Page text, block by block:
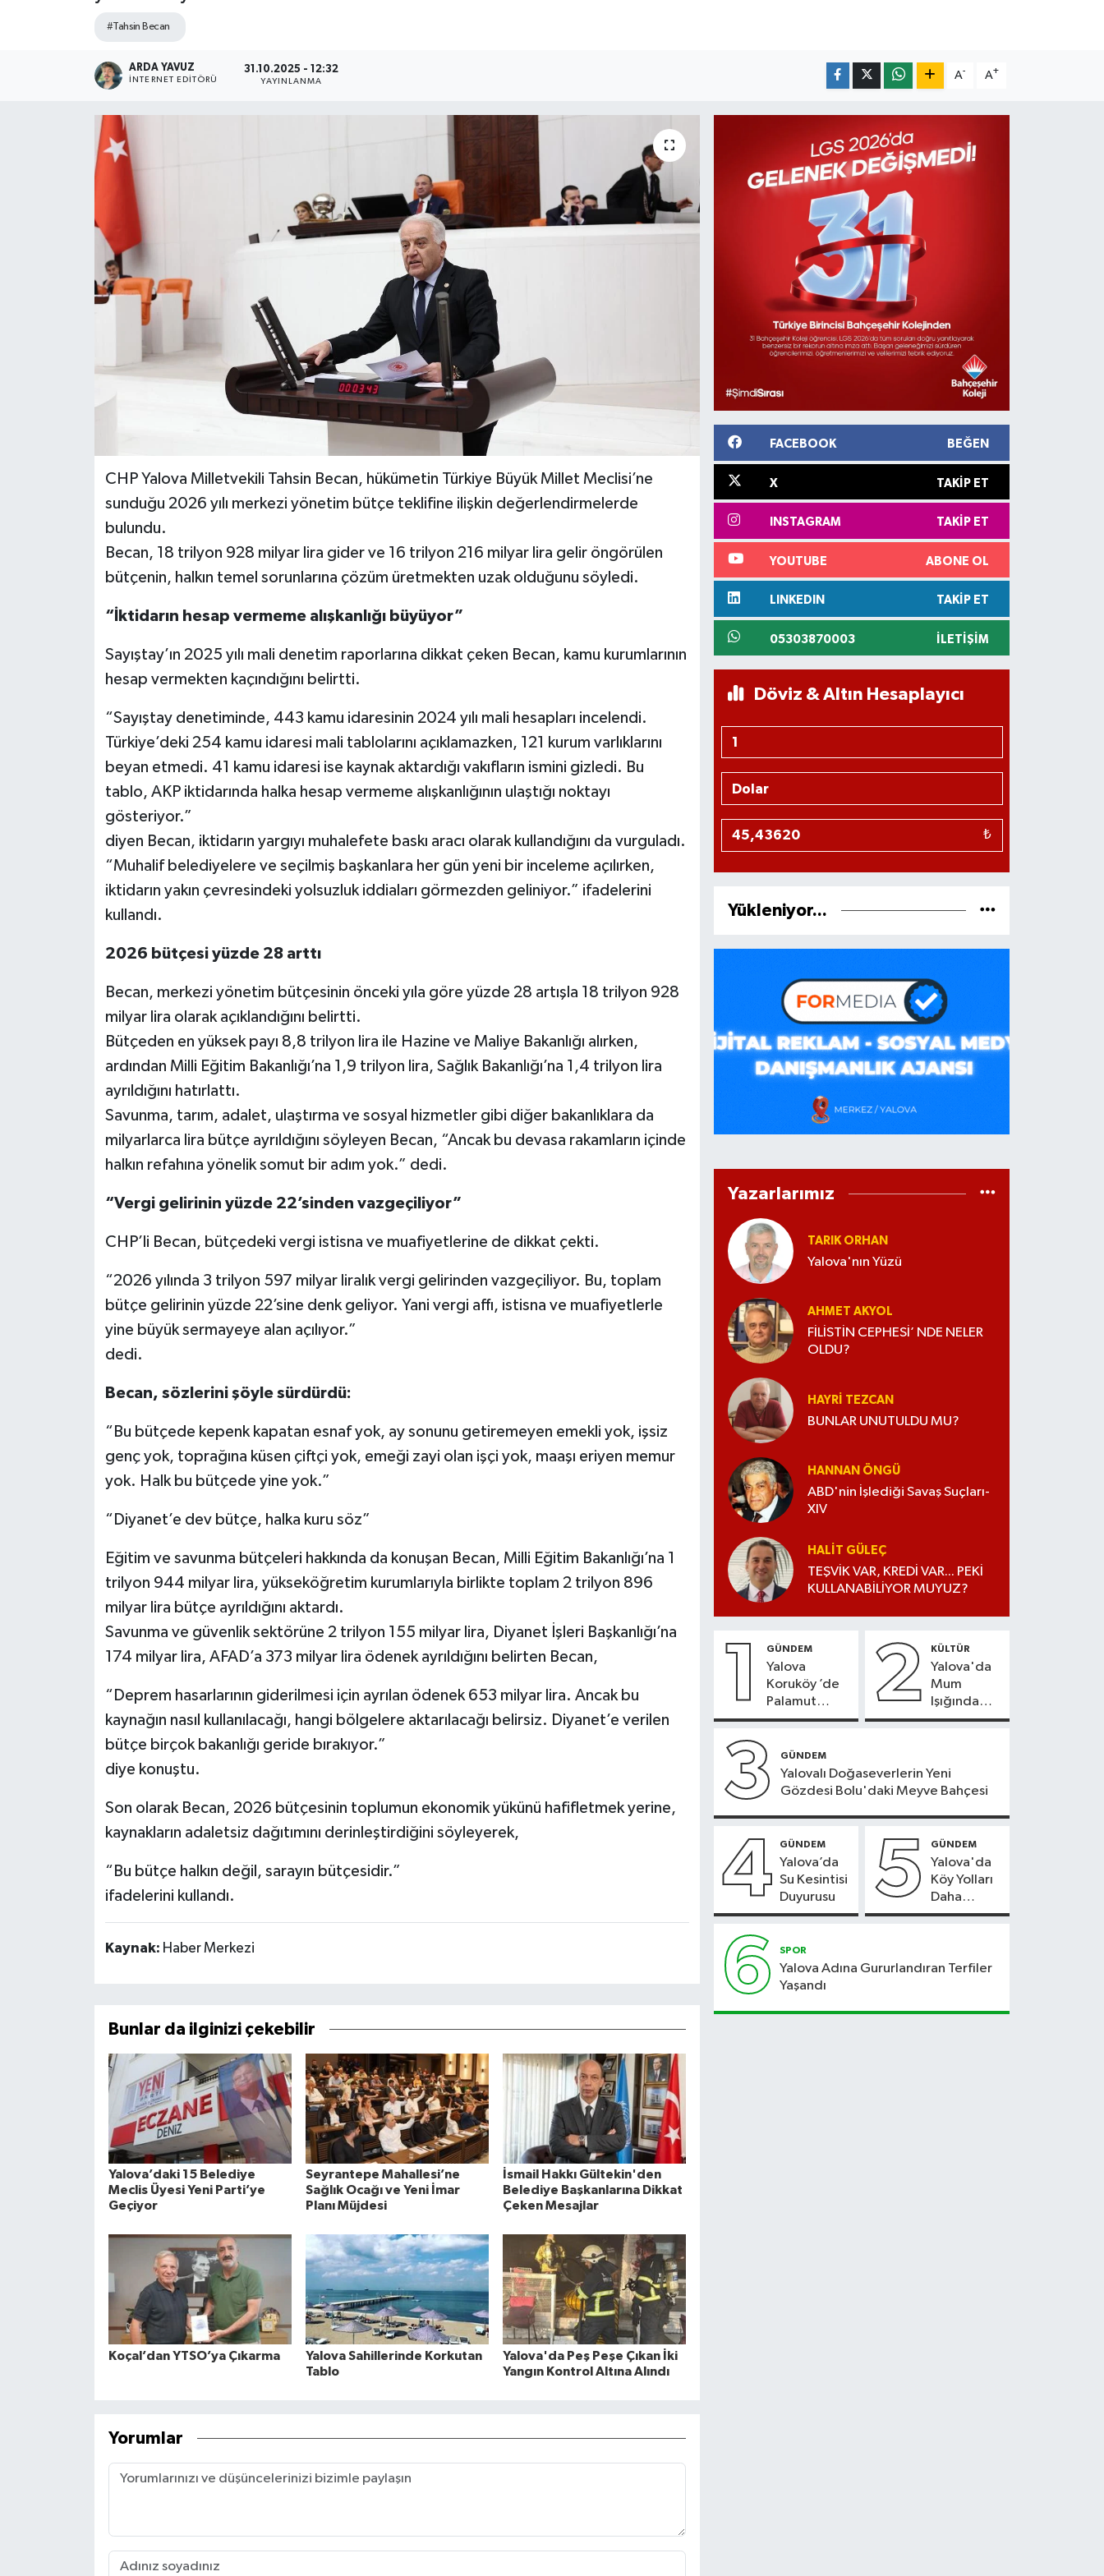
#Tahsin Becan
ARDA YAVUZ
İNTERNET EDITÖRÜ
31.10.2025 - 12:32
YAYINLANMA
A- A+
CHP Yalova Milletvekili Tahsin Becan, hükümetin Türkiye Büyük Millet Meclisi’ne
sunduğu 2026 yılı merkezi yönetim bütçe teklifine ilişkin değerlendirmelerde
bulundu.
Becan, 18 trilyon 928 milyar lira gider ve 16 trilyon 216 milyar lira gelir öngörülen
bütçenin, halkın temel sorunlarına çözüm üretmekten uzak olduğunu söyledi.
“İktidarın hesap vermeme alışkanlığı büyüyor”
Sayıştay’ın 2025 yılı mali denetim raporlarına dikkat çeken Becan, kamu kurumlarının
hesap vermekten kaçındığını belirtti.
“Sayıştay denetiminde, 443 kamu idaresinin 2024 yılı mali hesapları incelendi.
Türkiye’deki 254 kamu idaresi mali tablolarını açıklamazken, 121 kurum varlıklarını
beyan etmedi. 41 kamu idaresi ise kaynak aktardığı vakıfların ismini gizledi. Bu
tablo, AKP iktidarında halka hesap vermeme alışkanlığının ulaştığı noktayı
gösteriyor.”
diyen Becan, iktidarın yargıyı muhalefete baskı aracı olarak kullandığını da vurguladı.
“Muhalif belediyelere ve seçilmiş başkanlara her gün yeni bir inceleme açılırken,
iktidarın yakın çevresindeki yolsuzluk iddiaları görmezden geliniyor.” ifadelerini
kullandı.
2026 bütçesi yüzde 28 arttı
Becan, merkezi yönetim bütçesinin önceki yıla göre yüzde 28 artışla 18 trilyon 928
milyar lira olarak açıklandığını belirtti.
Bütçeden en yüksek payı 8,8 trilyon lira ile Hazine ve Maliye Bakanlığı alırken,
ardından Milli Eğitim Bakanlığı’na 1,9 trilyon lira, Sağlık Bakanlığı’na 1,4 trilyon lira
ayrıldığını hatırlattı.
Savunma, tarım, adalet, ulaştırma ve sosyal hizmetler gibi diğer bakanlıklara da
milyarlarca lira bütçe ayrıldığını söyleyen Becan, “Ancak bu devasa rakamların içinde
halkın refahına yönelik somut bir adım yok.” dedi.
“Vergi gelirinin yüzde 22’sinden vazgeçiliyor”
CHP’li Becan, bütçedeki vergi istisna ve muafiyetlerine de dikkat çekti.
“2026 yılında 3 trilyon 597 milyar liralık vergi gelirinden vazgeçiliyor. Bu, toplam
bütçe gelirinin yüzde 22’sine denk geliyor. Yani vergi affı, istisna ve muafiyetlerle
yine büyük sermayeye alan açılıyor.”
dedi.
Becan, sözlerini şöyle sürdürdü:
“Bu bütçede kepenk kapatan esnaf yok, ay sonunu getiremeyen emekli yok, işsiz
genç yok, toprağına küsen çiftçi yok, emeği zayi olan işçi yok, maaşı eriyen memur
yok. Halk bu bütçede yine yok.”
“Diyanet’e dev bütçe, halka kuru söz”
Eğitim ve savunma bütçeleri hakkında da konuşan Becan, Milli Eğitim Bakanlığı’na 1
trilyon 944 milyar lira, yükseköğretim kurumlarıyla birlikte toplam 2 trilyon 896
milyar lira bütçe ayrıldığını aktardı.
Savunma ve güvenlik sektörüne 2 trilyon 155 milyar lira, Diyanet İşleri Başkanlığı’na
174 milyar lira, AFAD’a 373 milyar lira ödenek ayrıldığını belirten Becan,
“Deprem hasarlarının giderilmesi için ayrılan ödenek 653 milyar lira. Ancak bu
kaynağın nasıl kullanılacağı, hangi bölgelere aktarılacağı belirsiz. Diyanet’e verilen
bütçe birçok bakanlığı geride bırakıyor.”
diye konuştu.
Son olarak Becan, 2026 bütçesinin toplumun ekonomik yükünü hafifletmek yerine,
kaynakların adaletsiz dağıtımını derinleştirdiğini söyleyerek,
“Bu bütçe halkın değil, sarayın bütçesidir.”
ifadelerini kullandı.
Kaynak: Haber Merkezi
Bunlar da ilginizi çekebilir
Yalova’daki 15 Belediye
Meclis Üyesi Yeni Parti’ye
Geçiyor
Seyrantepe Mahallesi’ne
Sağlık Ocağı ve Yeni İmar
Planı Müjdesi
İsmail Hakkı Gültekin'den
Belediye Başkanlarına Dikkat
Çeken Mesajlar
Koçal’dan YTSO’ya Çıkarma
Yalova Sahillerinde Korkutan
Tablo
Yalova'da Peş Peşe Çıkan İki
Yangın Kontrol Altına Alındı
Yorumlar
FACEBOOK BEĞEN
X TAKIP ET
INSTAGRAM TAKIP ET
YOUTUBE ABONE OL
LINKEDIN TAKIP ET
05303870003 İLETIŞIM
Döviz & Altın Hesaplayıcı
₺
Yükleniyor...
Yazarlarımız
TARIK ORHAN
Yalova'nın Yüzü
AHMET AKYOL
FİLİSTİN CEPHESİ’ NDE NELER
OLDU?
HAYRI TEZCAN
BUNLAR UNUTULDU MU?
HANNAN ÖNGÜ
ABD'nin İşlediği Savaş Suçları-
XIV
HALIT GÜLEÇ
TEŞVİK VAR, KREDİ VAR... PEKİ
KULLANABİLİYOR MUYUZ?
1 GÜNDEM
Yalova
Koruköy ’de
Palamut
Sezonu
2 KÜLTÜR
Yalova'da
Mum
Işığında
Konser
3 GÜNDEM
Yalovalı Doğaseverlerin Yeni
Gözdesi Bolu'daki Meyve Bahçesi
4 GÜNDEM
Yalova’da
Su Kesintisi
Duyurusu
5 GÜNDEM
Yalova'da
Köy Yolları
Daha
Güvenli
6 SPOR
Yalova Adına Gururlandıran Terfiler
Yaşandı
ULUSAL
İLÇELERİMİZ
RESMİ İLAN